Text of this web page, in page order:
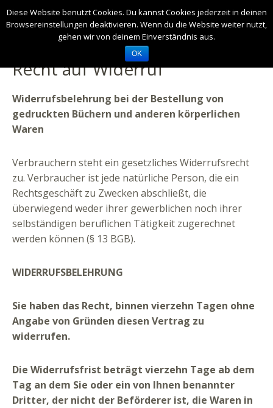
Recht auf Widerruf
Widerrufsbelehrung bei der Bestellung von
gedruckten Büchern und anderen körperlichen
Waren
Verbrauchern steht ein gesetzliches Widerrufsrecht
zu. Verbraucher ist jede natürliche Person, die ein
Rechtsgeschäft zu Zwecken abschließt, die
überwiegend weder ihrer gewerblichen noch ihrer
selbständigen beruflichen Tätigkeit zugerechnet
werden können (§ 13 BGB).
WIDERRUFSBELEHRUNG
Sie haben das Recht, binnen vierzehn Tagen ohne
Angabe von Gründen diesen Vertrag zu
widerrufen.
Die Widerrufsfrist beträgt vierzehn Tage ab dem
Tag an dem Sie oder ein von Ihnen benannter
Dritter, der nicht der Beförderer ist, die Waren in
Diese Website benutzt Cookies. Du kannst Cookies jederzeit in deinen
Browsereinstellungen deaktivieren. Wenn du die Website weiter nutzt,
gehen wir von deinem Einverständnis aus.
OK